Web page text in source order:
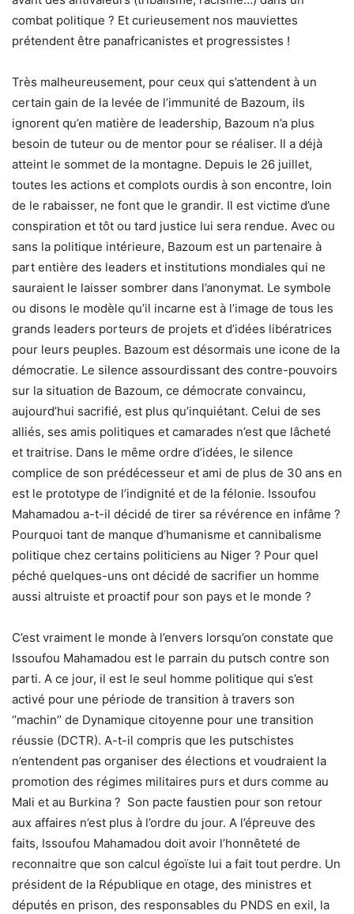
combat politique ? Et curieusement nos mauviettes
prétendent être panafricanistes et progressistes !
Très malheureusement, pour ceux qui s’attendent à un
certain gain de la levée de l’immunité de Bazoum, ils
ignorent qu’en matière de leadership, Bazoum n’a plus
besoin de tuteur ou de mentor pour se réaliser. Il a déjà
atteint le sommet de la montagne. Depuis le 26 juillet,
toutes les actions et complots ourdis à son encontre, loin
de le rabaisser, ne font que le grandir. Il est victime d’une
conspiration et tôt ou tard justice lui sera rendue. Avec ou
sans la politique intérieure, Bazoum est un partenaire à
part entière des leaders et institutions mondiales qui ne
sauraient le laisser sombrer dans l’anonymat. Le symbole
ou disons le modèle qu’il incarne est à l’image de tous les
grands leaders porteurs de projets et d’idées libératrices
pour leurs peuples. Bazoum est désormais une icone de la
démocratie. Le silence assourdissant des contre-pouvoirs
sur la situation de Bazoum, ce démocrate convaincu,
aujourd’hui sacrifié, est plus qu’inquiétant. Celui de ses
alliés, ses amis politiques et camarades n’est que lâcheté
et traitrise. Dans le même ordre d’idées, le silence
complice de son prédécesseur et ami de plus de 30 ans en
est le prototype de l’indignité et de la félonie. Issoufou
Mahamadou a-t-il décidé de tirer sa révérence en infâme ?
Pourquoi tant de manque d’humanisme et cannibalisme
politique chez certains politiciens au Niger ? Pour quel
péché quelques-uns ont décidé de sacrifier un homme
aussi altruiste et proactif pour son pays et le monde ?
C’est vraiment le monde à l’envers lorsqu’on constate que
Issoufou Mahamadou est le parrain du putsch contre son
parti. A ce jour, il est le seul homme politique qui s’est
activé pour une période de transition à travers son
‘’machin’’ de Dynamique citoyenne pour une transition
réussie (DCTR). A-t-il compris que les putschistes
n’entendent pas organiser des élections et voudraient la
promotion des régimes militaires purs et durs comme au
Mali et au Burkina ? Son pacte faustien pour son retour
aux affaires n’est plus à l’ordre du jour. A l’épreuve des
faits, Issoufou Mahamadou doit avoir l’honnêteté de
reconnaitre que son calcul égoïste lui a fait tout perdre. Un
président de la République en otage, des ministres et
députés en prison, des responsables du PNDS en exil, la